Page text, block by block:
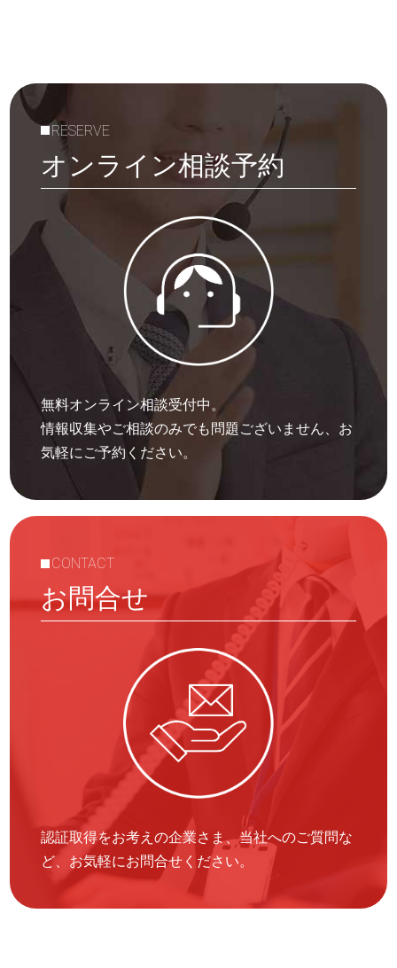
RESERVE
オンライン相談予約
無料オンライン相談受付中。
情報収集やご相談のみでも問題ございません、お
気軽にご予約ください。
CONTACT
お問合せ
認証取得をお考えの企業さま、当社へのご質問な
ど、お気軽にお問合せください。